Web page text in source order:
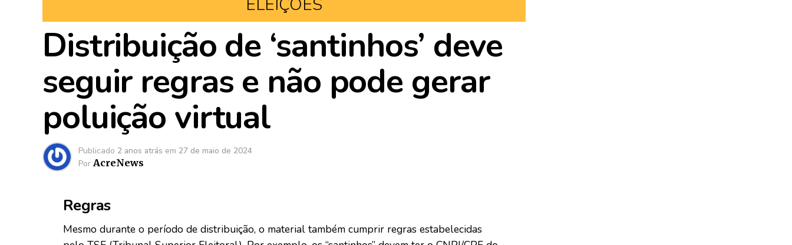
ELEIÇÕES
Distribuição de ‘santinhos’ deve
seguir regras e não pode gerar
poluição virtual
Publicado 2 anos atrás em 27 de maio de 2024
Por AcreNews
Regras
Mesmo durante o período de distribuição, o material também cumprir regras estabelecidas